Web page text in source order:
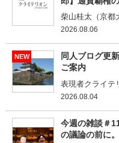
柴山桂太（京都
2026.08.06
NEW
同人ブログ更
ご案内
表現者クライテ
2026.08.04
今週の雑談＃
の議論の前に。